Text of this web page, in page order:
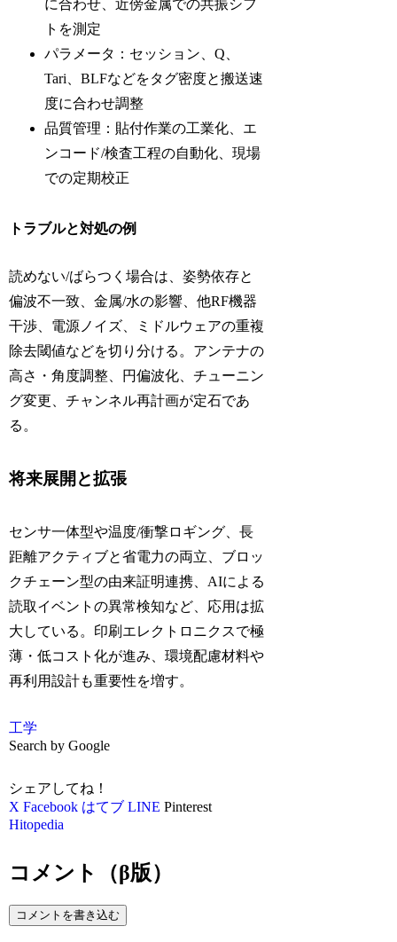
に合わせ、近傍金属での共振シフ
トを測定
パラメータ：セッション、Q、
Tari、BLFなどをタグ密度と搬送速
度に合わせ調整
品質管理：貼付作業の工業化、エ
ンコード/検査工程の自動化、現場
での定期校正
トラブルと対処の例
読めない/ばらつく場合は、姿勢依存と
偏波不一致、金属/水の影響、他RF機器
干渉、電源ノイズ、ミドルウェアの重複
除去閾値などを切り分ける。アンテナの
高さ・角度調整、円偏波化、チューニン
グ変更、チャンネル再計画が定石であ
る。
将来展開と拡張
センサ一体型や温度/衝撃ロギング、長
距離アクティブと省電力の両立、ブロッ
クチェーン型の由来証明連携、AIによる
読取イベントの異常検知など、応用は拡
大している。印刷エレクトロニクスで極
薄・低コスト化が進み、環境配慮材料や
再利用設計も重要性を増す。
工学
Search by Google
シェアしてね！
X Facebook はてブ LINE Pinterest
Hitopedia
コメント（β版）
コメントを書き込む